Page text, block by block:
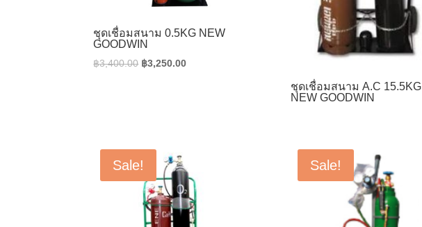
ชุดเชื่อมสนาม 0.5KG NEW
GOODWIN
฿3,400.00 Original
฿3,250.00Current
ชุดเชื่อมสนาม A.C 15.5KG
NEW GOODWIN
Sale! Sale!